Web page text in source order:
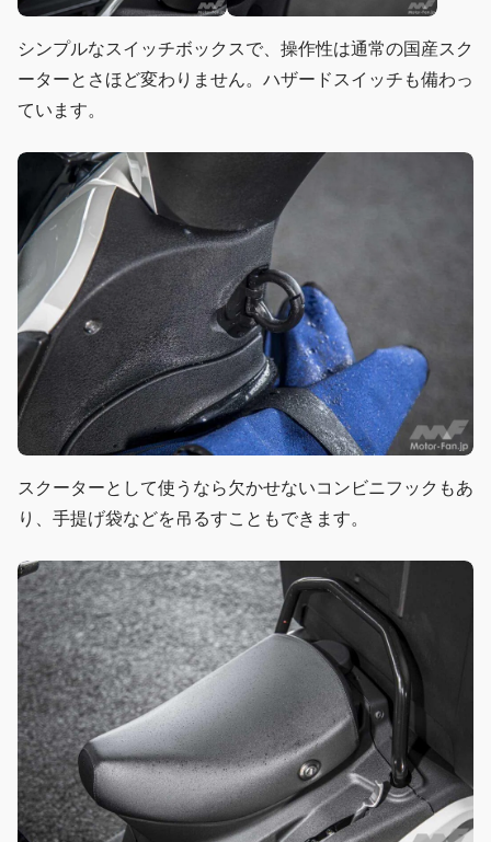
シンプルなスイッチボックスで、操作性は通常の国産スク
ーターとさほど変わりません。ハザードスイッチも備わっ
ています。
スクーターとして使うなら欠かせないコンビニフックもあ
り、手提げ袋などを吊るすこともできます。